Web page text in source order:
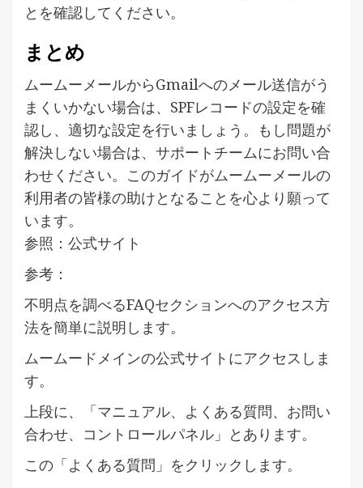
とを確認してください。
まとめ
ムームーメールからGmailへのメール送信がう
まくいかない場合は、SPFレコードの設定を確
認し、適切な設定を行いましょう。もし問題が
解決しない場合は、サポートチームにお問い合
わせください。このガイドがムームーメールの
利用者の皆様の助けとなることを心より願って
います。
参照：公式サイト
参考：
不明点を調べるFAQセクションへのアクセス方
法を簡単に説明します。
ムームードメインの公式サイトにアクセスしま
す。
上段に、「マニュアル、よくある質問、お問い
合わせ、コントロールパネル」とあります。
この「よくある質問」をクリックします。